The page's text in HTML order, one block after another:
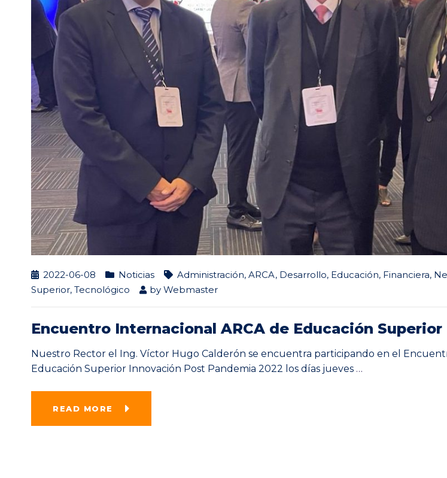
2022-06-08 Noticias Administración, ARCA, Desarrollo, Educación, Financiera,
Superior, Tecnológico by Webmaster
Encuentro Internacional ARCA de Educación Superior
Nuestro Rector el Ing. Víctor Hugo Calderón se encuentra participando en el
Educación Superior Innovación Post Pandemia 2022 los días jueves …
READ MORE